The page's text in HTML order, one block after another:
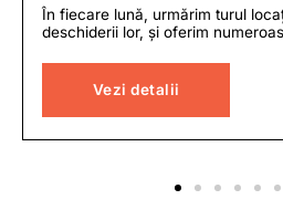
În fiecare lună, urmărim turul
deschiderii lor, și oferim
Vezi detalii